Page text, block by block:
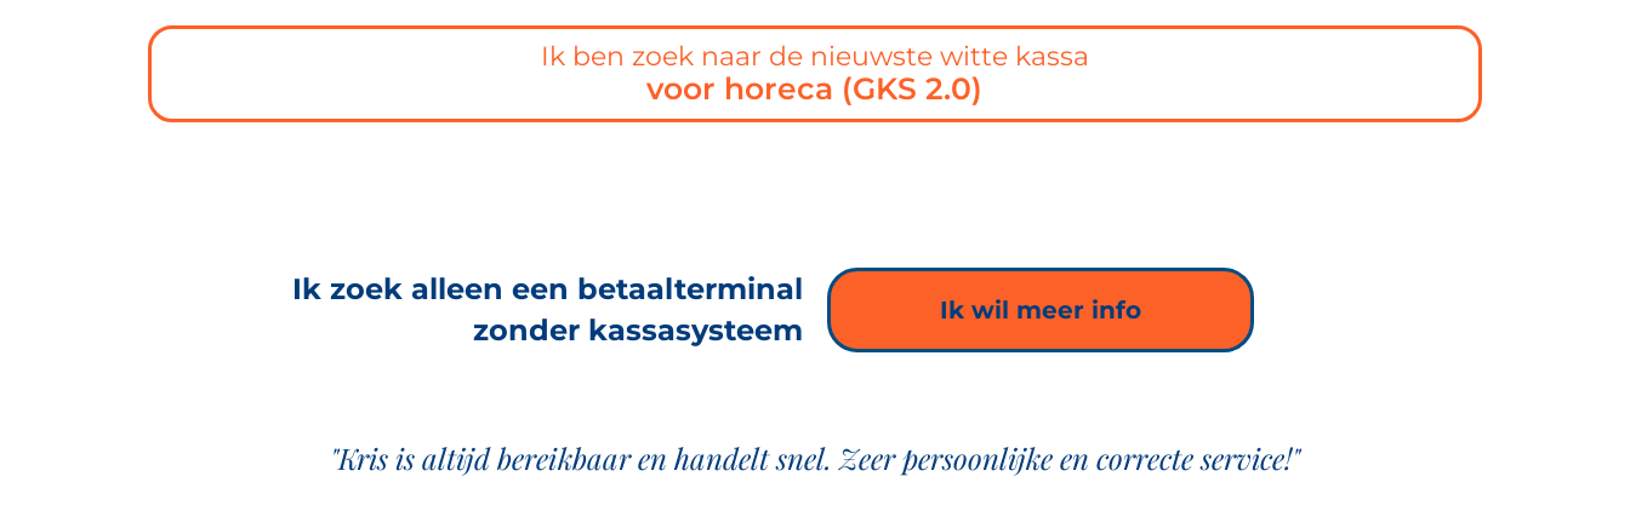
Ik ben zoek naar de nieuwste witte kassa
voor horeca (GKS 2.0)
Ik zoek alleen een betaalterminal
zonder kassasysteem
Ik wil meer info
"Kris is altijd bereikbaar en handelt snel. Zeer persoonlijke en correcte service!"